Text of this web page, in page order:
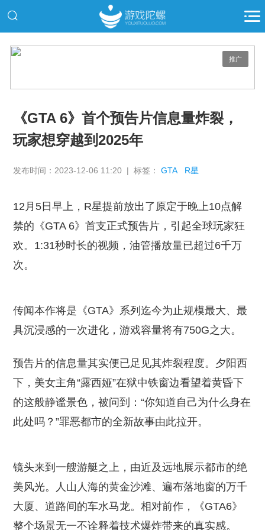
推广
《GTA 6》首个预告片信息量炸裂，
玩家想穿越到2025年
发布时间：2023-12-06 11:20 | 标签：GTA R星
12月5日早上，R星提前放出了原定于晚上10点解
禁的《GTA 6》首支正式预告片，引起全球玩家狂
欢。1:31秒时长的视频，油管播放量已超过6千万
次。
传闻本作将是《GTA》系列迄今为止规模最大、最
具沉浸感的一次进化，游戏容量将有750G之大。
预告片的信息量其实便已足见其炸裂程度。夕阳西
下，美女主角“露西娅”在狱中铁窗边看望着黄昏下
的这般静谧景色，被问到：“你知道自己为什么身在
此处吗？”罪恶都市的全新故事由此拉开。
镜头来到一艘游艇之上，由近及远地展示都市的绝
美风光。人山人海的黄金沙滩、遍布落地窗的万千
大厦、道路间的车水马龙。相对前作，《GTA6》
整个场景无一不诠释着技术爆炸带来的真实感。